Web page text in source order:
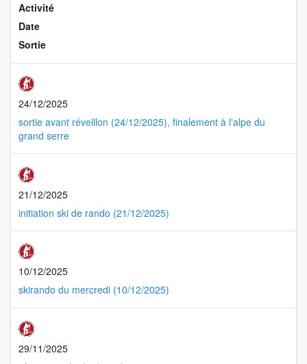
Activité
Date
Sortie
24/12/2025
sortie avant réveillon (24/12/2025), finalement à l'alpe du
grand serre
21/12/2025
initiation ski de rando (21/12/2025)
10/12/2025
skirando du mercredi (10/12/2025)
29/11/2025